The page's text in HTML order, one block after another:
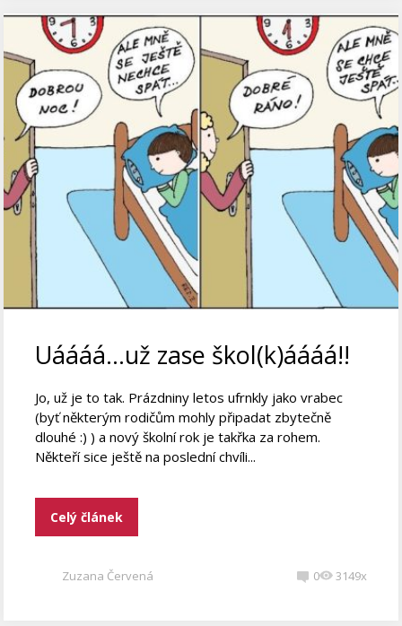
Uáááá…už zase škol(k)áááá!!
Jo, už je to tak. Prázdniny letos ufrnkly jako vrabec
(byť některým rodičům mohly připadat zbytečně
dlouhé :) ) a nový školní rok je takřka za rohem.
Někteří sice ještě na poslední chvíli...
Celý článek
Zuzana Červená 0 3149x